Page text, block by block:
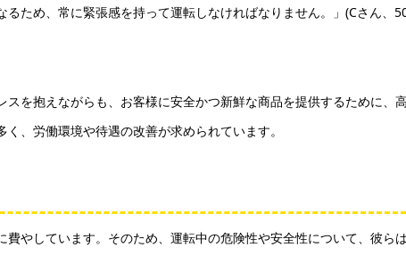
ため、常に緊張感を持って運転しなければなりません。」(Cさん、
を抱えながらも、お客様に安全かつ新鮮な商品を提供するために、
、労働環境や待遇の改善が求められています。
やしています。そのため、運転中の危険性や安全性について、彼ら